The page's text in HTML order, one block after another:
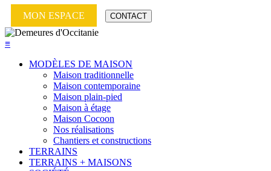
MON ESPACE CONTACT
≡
MODÈLES DE MAISON
Maison traditionnelle
Maison contemporaine
Maison plain-pied
Maison à étage
Maison Cocoon
Nos réalisations
Chantiers et constructions
TERRAINS
TERRAINS + MAISONS